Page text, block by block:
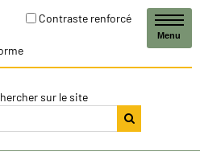
Contraste renforcé
sur le site
Menu